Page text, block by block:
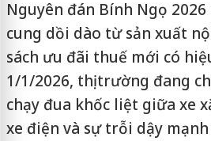
Nguyên đán Bính Ngọ
cung dồi dào từ sản xuất
sách ưu đãi thuế mới có
1/1/2026, thị trường đang
chạy đua khốc liệt giữa xe
xe điện và sự trỗi dậy